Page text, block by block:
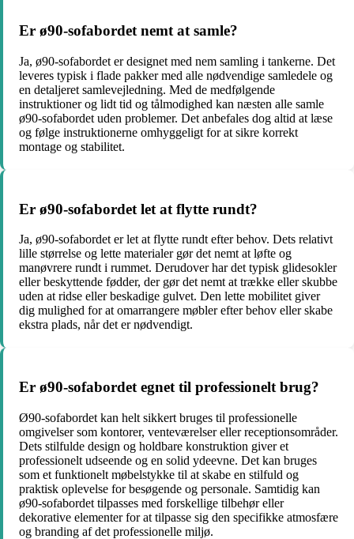
Er ø90-sofabordet nemt at samle?
Ja, ø90-sofabordet er designet med nem samling i tankerne. Det
leveres typisk i flade pakker med alle nødvendige samledele og
en detaljeret samlevejledning. Med de medfølgende
instruktioner og lidt tid og tålmodighed kan næsten alle samle
ø90-sofabordet uden problemer. Det anbefales dog altid at læse
og følge instruktionerne omhyggeligt for at sikre korrekt
montage og stabilitet.
Er ø90-sofabordet let at flytte rundt?
Ja, ø90-sofabordet er let at flytte rundt efter behov. Dets relativt
lille størrelse og lette materialer gør det nemt at løfte og
manøvrere rundt i rummet. Derudover har det typisk glidesokler
eller beskyttende fødder, der gør det nemt at trække eller skubbe
uden at ridse eller beskadige gulvet. Den lette mobilitet giver
dig mulighed for at omarrangere møbler efter behov eller skabe
ekstra plads, når det er nødvendigt.
Er ø90-sofabordet egnet til professionelt brug?
Ø90-sofabordet kan helt sikkert bruges til professionelle
omgivelser som kontorer, venteværelser eller receptionsområder.
Dets stilfulde design og holdbare konstruktion giver et
professionelt udseende og en solid ydeevne. Det kan bruges
som et funktionelt møbelstykke til at skabe en stilfuld og
praktisk oplevelse for besøgende og personale. Samtidig kan
ø90-sofabordet tilpasses med forskellige tilbehør eller
dekorative elementer for at tilpasse sig den specifikke atmosfære
og branding af det professionelle miljø.